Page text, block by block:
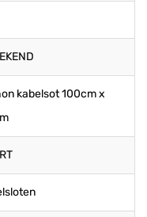
kabelsot 100cm x